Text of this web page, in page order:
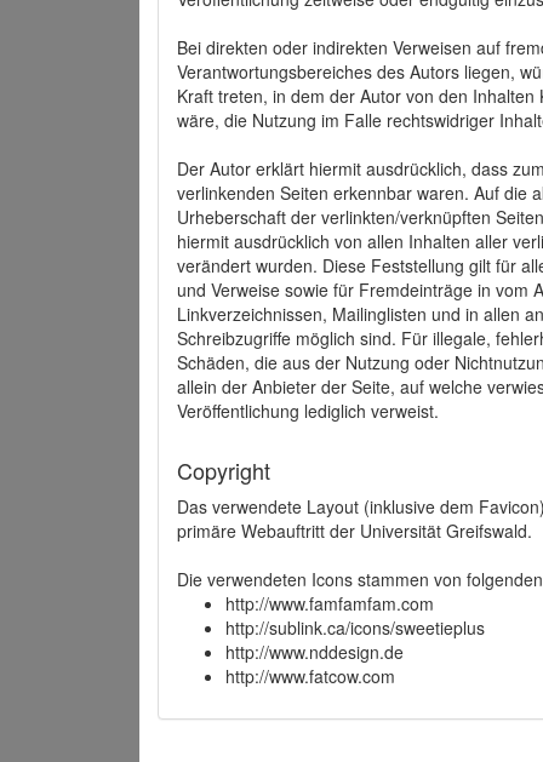
Bei direkten oder indirekten Verweisen auf
Verantwortungsbereiches des Autors liegen,
Kraft treten, in dem der Autor von den
wäre, die Nutzung im Falle rechtswidriger
Der Autor erklärt hiermit ausdrücklich, dass
verlinkenden Seiten erkennbar waren. Auf die
Urheberschaft der verlinkten/verknüpften
hiermit ausdrücklich von allen Inhalten aller
verändert wurden. Diese Feststellung gilt für
und Verweise sowie für Fremdeinträge in vom
Linkverzeichnissen, Mailinglisten und in allen
Schreibzugriffe möglich sind. Für illegale,
Schäden, die aus der Nutzung oder
allein der Anbieter der Seite, auf welche
Veröffentlichung lediglich verweist.
Copyright
Das verwendete Layout (inklusive dem
primäre Webauftritt der Universität Greifswald.
Die verwendeten Icons stammen von
http://www.famfamfam.com
http://sublink.ca/icons/sweetieplus
http://www.nddesign.de
http://www.fatcow.com